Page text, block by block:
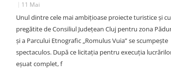
11 Mai
Unul dintre cele mai ambițioase proiecte turistice și
pregătite de Consiliul Județean Cluj pentru zona
și a Parcului Etnografic „Romulus Vuia” se scumpește
spectaculos. După ce licitația pentru execuția
eșuat complet, f